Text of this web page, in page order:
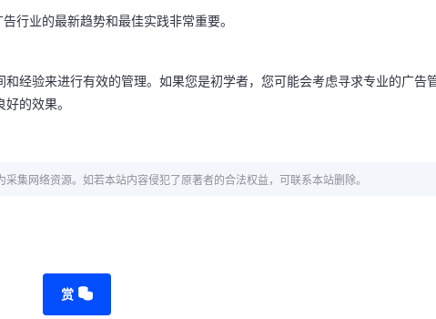
行业的最新趋势和最佳实践非常重要。
经验来进行有效的管理。如果您是初学者，您可能会考虑寻求专业的广告
的效果。
集网络资源。如若本站内容侵犯了原著者的合法权益，可联系本站删除。
赏